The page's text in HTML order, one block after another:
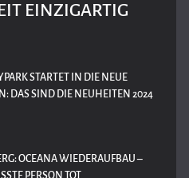
EINZIGARTIG
STARTET IN DIE NEUE
DAS SIND DIE NEUHEITEN 2024
OCEANA WIEDERAUFBAU –